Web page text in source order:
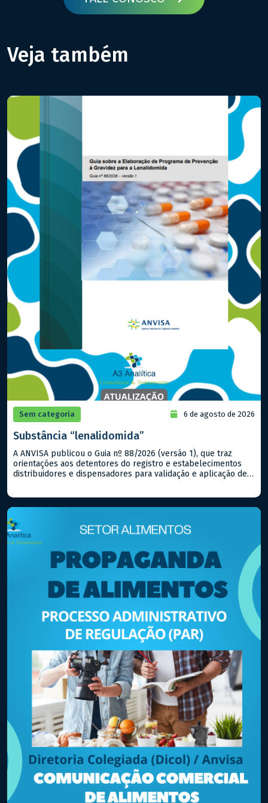
Veja também
Sem categoria 6 de agosto de 2026
Substância “lenalidomida”
A ANVISA publicou o Guia nº 88/2026 (versão 1), que traz
orientações aos detentores do registro e estabelecimentos
distribuidores e dispensadores para validação e aplicação de